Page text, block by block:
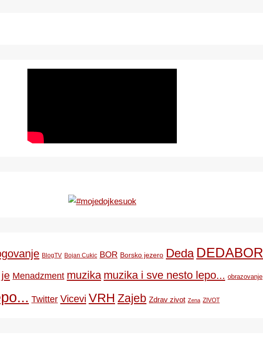
BlogTV Bojan Cukic BOR Borsko jezero Deda DEDABOR
Menadzment muzika muzika i sve nesto lepo... obrazovanje
Twitter Vicevi VRH Zajeb Zdrav zivot Zena ZIVOT